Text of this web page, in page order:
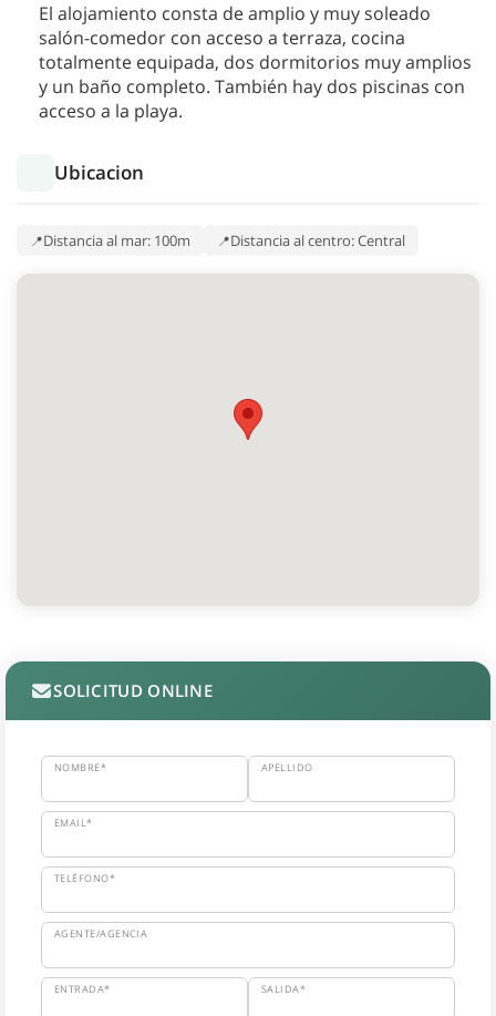
El alojamiento consta de amplio y muy soleado
salón-comedor con acceso a terraza, cocina
totalmente equipada, dos dormitorios muy amplios
y un baño completo. También hay dos piscinas con
acceso a la playa.
Ubicacion
Distancia al mar: 100m Distancia al centro: Central
SOLICITUD ONLINE
NOMBRE* APELLIDO
EMAIL*
TELÉFONO*
AGENTE/AGENCIA
ENTRADA* SALIDA*